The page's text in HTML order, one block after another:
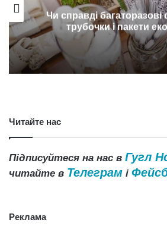
Чи справді багаторазові
трубочки і пакети
Читайте нас
Підписуйтеся на нас в Гугл
читайте в Телеграм і
Реклама